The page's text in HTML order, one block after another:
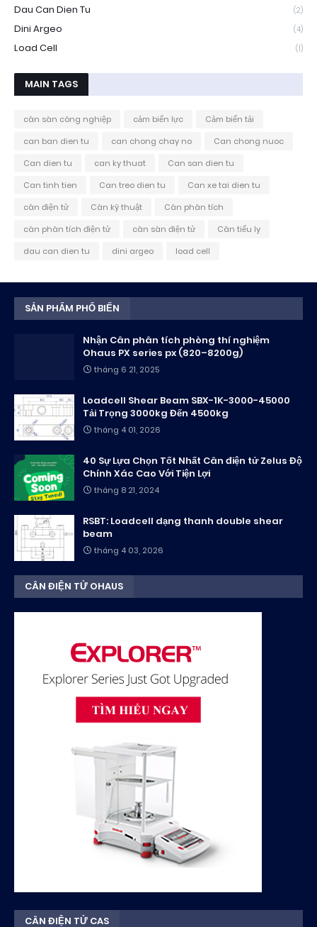
Dau Can Dien Tu (2)
Dini Argeo (4)
Load Cell (1)
MAIN TAGS
cân sàn công nghiệp cảm biến lực
Cảm biến tải
can ban dien tu
can chong chay no
Can chong nuoc
Can dien tu
can ky thuat
Can san dien tu
Can tinh tien
Can treo dien tu
Can xe tai dien tu
cân điện tử
Cân kỹ thuật
Cân phân tích
cân phân tích điện tử
cân sàn điện tử
Cân tiểu ly
dau can dien tu
dini argeo load cell
SẢN PHẨM PHỔ BIẾN
Nhận Cân phân tích phòng thí nghiệm
Ohaus PX series px (820–8200g)
tháng 6 21, 2025
Loadcell Shear Beam SBX-1K-3000-45000
Tải Trọng 3000kg Đến 4500kg
tháng 4 01, 2026
40 Sự Lựa Chọn Tốt Nhất Cân điện tử Zelus Độ
Chính Xác Cao Với Tiện Lợi
tháng 8 21, 2024
RSBT: Loadcell dạng thanh double shear
beam
tháng 4 03, 2026
CÂN ĐIỆN TỬ OHAUS
CÂN ĐIỆN TỬ CAS